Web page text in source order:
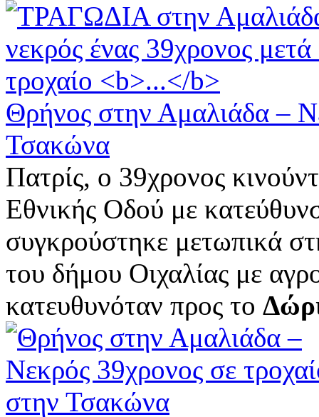
Θρήνος στην Αμαλιάδα –
Τσακώνα
Πατρίς, ο 39χρονος
Εθνικής Οδού με
συγκρούστηκε μετωπικά
του δήμου Οιχαλίας με
κατευθυνόταν προς το